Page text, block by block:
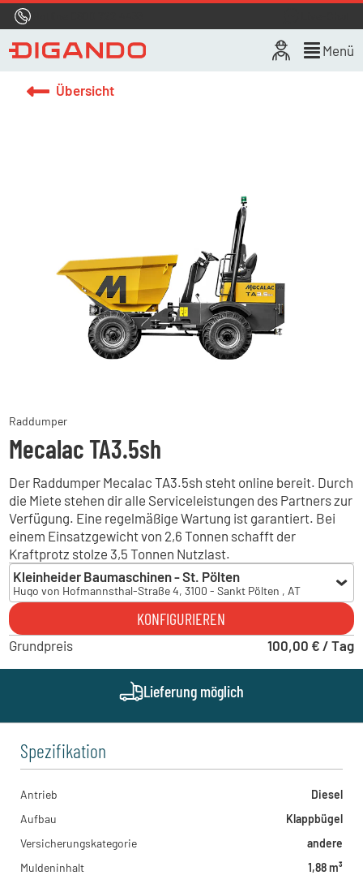
Menü
Übersicht
Raddumper
Mecalac TA3.5sh
Der Raddumper Mecalac TA3.5sh steht online bereit. Durch
die Miete stehen dir alle Serviceleistungen des Partners zur
Verfügung. Eine regelmäßige Wartung ist garantiert. Bei
einem Einsatzgewicht von 2,6 Tonnen schafft der
Kraftprotz stolze 3,5 Tonnen Nutzlast.
Kleinheider Baumaschinen - St. Pölten
Hugo von Hofmannsthal-Straße 4, 3100 - Sankt Pölten , AT
Kleinheider Baumaschinen - St. Pölten
Hugo von Hofmannsthal-Straße 4, 3100 - Sankt Pölten , AT
KONFIGURIEREN
Grundpreis 100,00 € / Tag
Lieferung möglich
Spezifikation
Antrieb
Diesel
Aufbau
Klappbügel
Versicherungskategorie
andere
Muldeninhalt
1,88 m³